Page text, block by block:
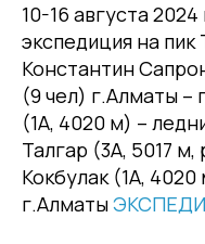
10-16 августа
экспедиция на
Константин
(9 чел) г.Алматы –
(1А, 4020 м) –
Талгар (3А, 5017
Кокбулак (1А,
г.Алматы